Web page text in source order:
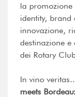
la
identity, brand
innovazione,
destinazione
dei Rotary
In vino
meets